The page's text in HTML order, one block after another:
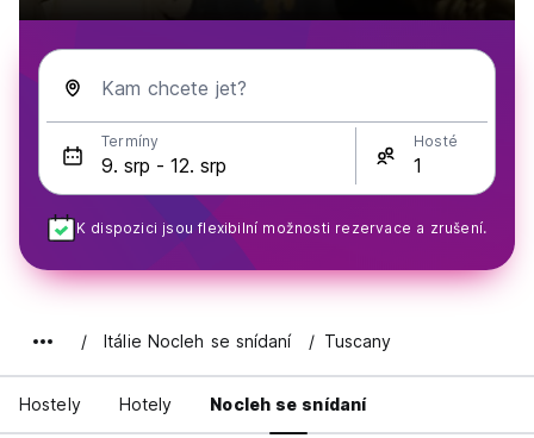
Kam chcete jet?
Termíny Hosté
K dispozici jsou flexibilní možnosti rezervace a zrušení.
Itálie Nocleh se snídaní Tuscany
Hostely Hotely Nocleh se snídaní